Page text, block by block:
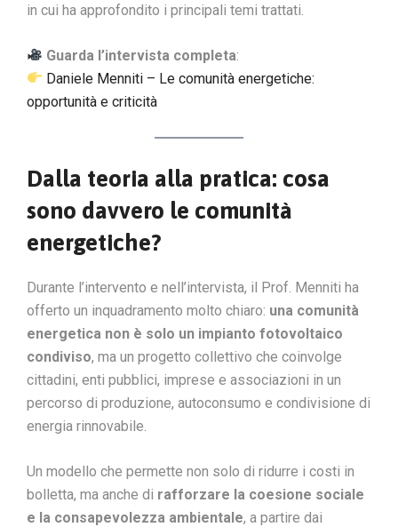
in cui ha approfondito i principali temi trattati.
Guarda l’intervista completa:
Daniele Menniti – Le comunità energetiche:
opportunità e criticità
Dalla teoria alla pratica: cosa
sono davvero le comunità
energetiche?
Durante l’intervento e nell’intervista, il Prof. Menniti ha
offerto un inquadramento molto chiaro: una comunità
energetica non è solo un impianto fotovoltaico
condiviso, ma un progetto collettivo che coinvolge
cittadini, enti pubblici, imprese e associazioni in un
percorso di produzione, autoconsumo e condivisione di
energia rinnovabile.
Un modello che permette non solo di ridurre i costi in
bolletta, ma anche di rafforzare la coesione sociale
e la consapevolezza ambientale, a partire dai